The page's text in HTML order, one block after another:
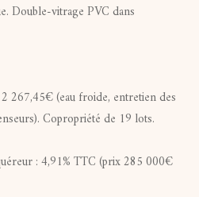
Double-vitrage PVC dans
267,45€ (eau froide, entretien des
Copropriété de 19 lots.
: 4,91% TTC (prix 285 000€